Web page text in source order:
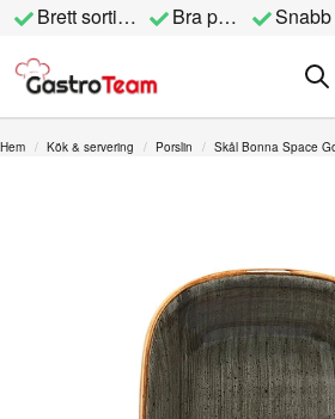
Brett sortiment Bra priser Snabb
Hem Kök & servering Porslin Skål Bonna Space